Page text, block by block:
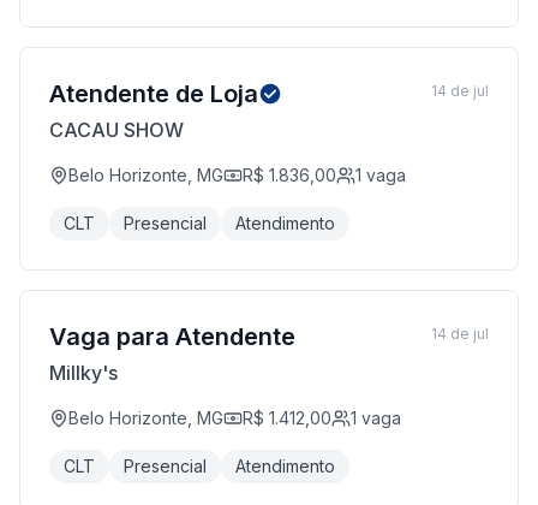
Atendente de Loja
CACAU SHOW
Belo Horizonte, MG R$ 1.836,00 1 vaga
CLT Presencial Atendimento
14 de jul
Vaga para Atendente
Millky's
Belo Horizonte, MG R$ 1.412,00 1 vaga
CLT Presencial Atendimento
14 de jul